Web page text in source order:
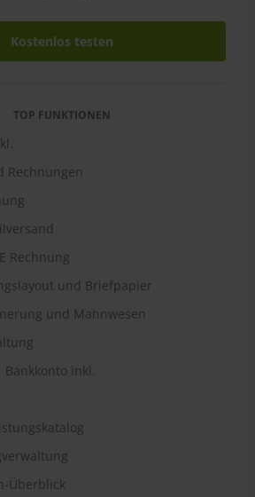
Kostenlos testen
TOP FUNKTIONEN
Rechnungen
Rechnung
und Briefpapier
und Mahnwesen
Bankkonto inkl.
Überblick